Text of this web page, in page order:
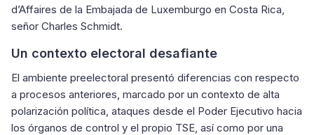
d’Affaires de la Embajada de Luxemburgo en Costa Rica,
señor Charles Schmidt.
Un contexto electoral desafiante
El ambiente preelectoral presentó diferencias con respecto
a procesos anteriores, marcado por un contexto de alta
polarización política, ataques desde el Poder Ejecutivo hacia
los órganos de control y el propio TSE, así como por una